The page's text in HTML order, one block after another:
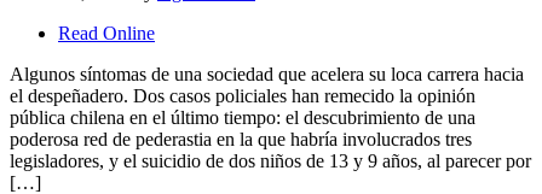
Read Online
Algunos síntomas de una sociedad que acelera su loca carrera hacia
el despeñadero. Dos casos policiales han remecido la opinión
pública chilena en el último tiempo: el descubrimiento de una
poderosa red de pederastia en la que habría involucrados tres
legisladores, y el suicidio de dos niños de 13 y 9 años, al parecer por
[…]